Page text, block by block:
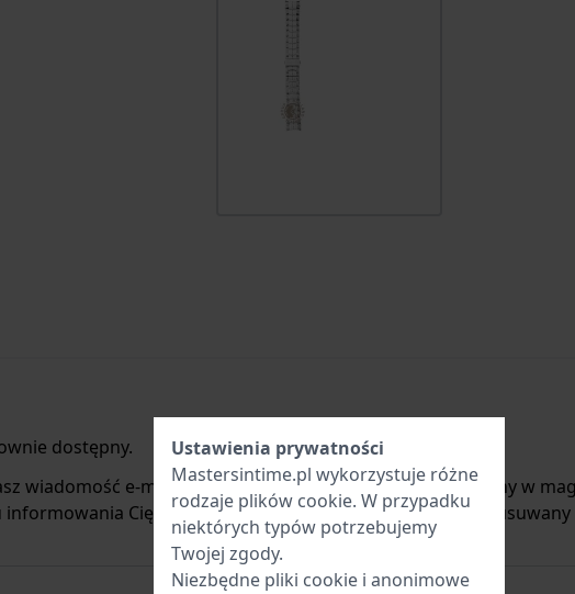
dostępny.
wiadomość e-mail, gdy produkt będzie ponownie dostępny w
Cię o nowych zapasach. Jest on natychmiast
Ustawienia prywatności
Mastersintime.pl wykorzystuje różne
rodzaje plików cookie. W przypadku
niektórych typów potrzebujemy
Twojej zgody.
Niezbędne pliki cookie i anonimowe